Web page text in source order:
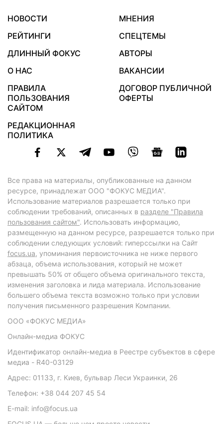
НОВОСТИ
МНЕНИЯ
РЕЙТИНГИ
СПЕЦТЕМЫ
ДЛИННЫЙ ФОКУС
АВТОРЫ
О НАС
ВАКАНСИИ
ПРАВИЛА
ПОЛЬЗОВАНИЯ
САЙТОМ
ДОГОВОР ПУБЛИЧНОЙ
ОФЕРТЫ
РЕДАКЦИОННАЯ
ПОЛИТИКА
Все права на материалы, опубликованные на данном
ресурсе, принадлежат ООО "ФОКУС МЕДИА".
Использование материалов разрешается только при
соблюдении требований, описанных в разделе "Правила
пользования сайтом". Использовать информацию,
размещенную на данном ресурсе, разрешается только при
соблюдении следующих условий: гиперссылки на Сайт
focus.ua, упоминания первоисточника не ниже первого
абзаца, объема использования, который не может
превышать 50% от общего объема оригинального текста,
изменения заголовка и лида материала. Использование
большего объема текста возможно только при условии
получения письменного разрешения Компании.
ООО «ФОКУС МЕДИА»
Онлайн-медиа ФОКУС
Идентификатор онлайн-медиа в Реестре субъектов в сфере
медиа - R40-03129
Адрес: 01133, г. Киев, бульвар Леси Украинки, 26
Телефон: +38 044 207 45 54
E-mail: info@focus.ua